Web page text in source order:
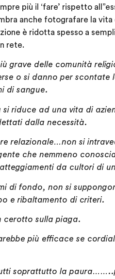
più il ‘fare’ rispetto
anche fotografare la
è ridotta spesso a
rete.
grave delle comunità
o si danno per
di sangue.
si riduce ad una vita di
dalla necessità.
relazionale…non si
che nemmeno
da cultori di
di fondo, non si
e ribaltamento di criteri.
cerotto sulla piaga.
più efficace se
soprattutto la